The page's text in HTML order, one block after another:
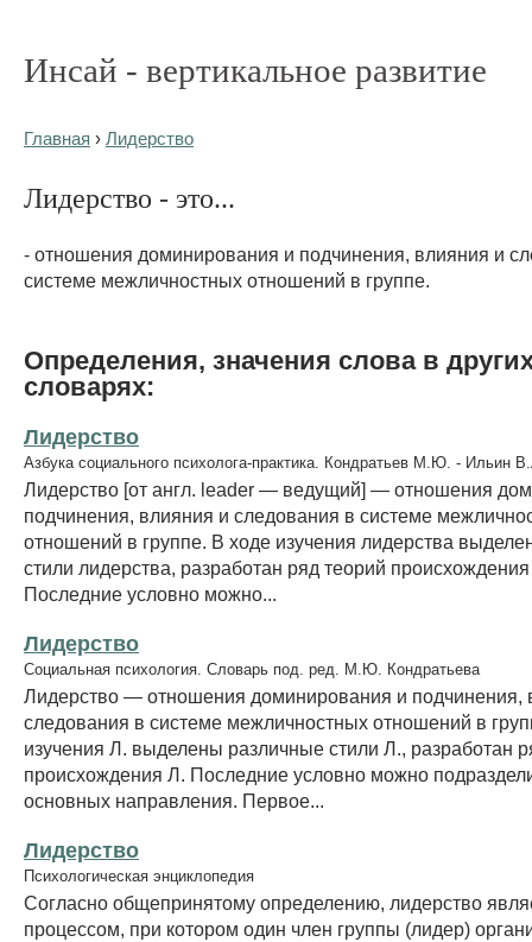
Инсай - вертикальное развитие
Главная › Лидерство
Лидерство - это...
- отношения доминирования и подчинения, влияния и
системе межличностных отношений в группе.
Определения, значения слова в
словарях:
Лидерство
Азбука социального психолога-практика. Кондратьев М.Ю. - Ильин
Лидерство [от англ. leader — ведущий] — отношения
подчинения, влияния и следования в системе
отношений в группе. В ходе изучения лидерства
стили лидерства, разработан ряд теорий
Последние условно можно...
Лидерство
Социальная психология. Словарь под. ред. М.Ю. Кондратьева
Лидерство — отношения доминирования и подчинения,
следования в системе межличностных отношений в
изучения Л. выделены различные стили Л., разработан
происхождения Л. Последние условно можно
основных направления. Первое...
Лидерство
Психологическая энциклопедия
Согласно общепринятому определению, лидерство
процессом, при котором один член группы (лидер)